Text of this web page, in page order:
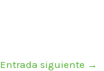
Entrada siguiente →